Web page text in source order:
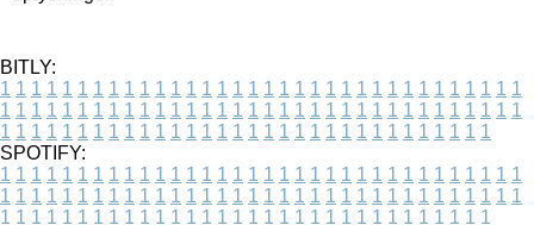
BITLY:
1 1 1 1 1 1 1 1 1 1 1 1 1 1 1 1 1 1 1 1 1 1 1 1 1 1 1 1 1 1 1 1 1 1
1 1 1 1 1 1 1 1 1 1 1 1 1 1 1 1 1 1 1 1 1 1 1 1 1 1 1 1 1 1 1 1 1 1
1 1 1 1 1 1 1 1 1 1 1 1 1 1 1 1 1 1 1 1 1 1 1 1 1 1 1 1 1 1 1 1
SPOTIFY:
1 1 1 1 1 1 1 1 1 1 1 1 1 1 1 1 1 1 1 1 1 1 1 1 1 1 1 1 1 1 1 1 1 1
1 1 1 1 1 1 1 1 1 1 1 1 1 1 1 1 1 1 1 1 1 1 1 1 1 1 1 1 1 1 1 1 1 1
1 1 1 1 1 1 1 1 1 1 1 1 1 1 1 1 1 1 1 1 1 1 1 1 1 1 1 1 1 1 1 1